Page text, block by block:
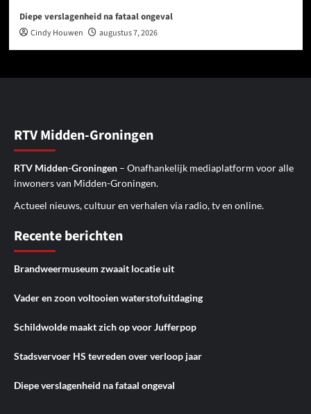
Diepe verslagenheid na fataal ongeval
Cindy Houwen augustus 7, 2026
RTV Midden-Groningen
RTV Midden-Groningen – Onafhankelijk mediaplatform voor alle
inwoners van Midden-Groningen.
Actueel nieuws, cultuur en verhalen via radio, tv en online.
Recente berichten
Brandweermuseum zwaait locatie uit
Vader en zoon voltooien waterstofuitdaging
Schildwolde maakt zich op voor Jufferpop
Stadsvervoer HS tevreden over verloop jaar
Diepe verslagenheid na fataal ongeval